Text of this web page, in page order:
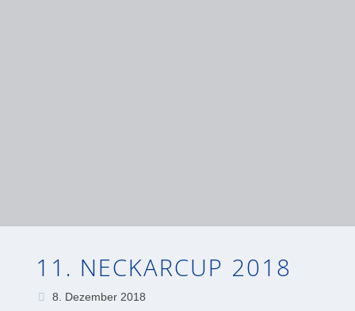
11. NECKARCUP 2018
8. Dezember 2018